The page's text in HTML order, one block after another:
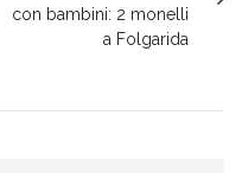
con bambini: 2 monelli
a Folgarida